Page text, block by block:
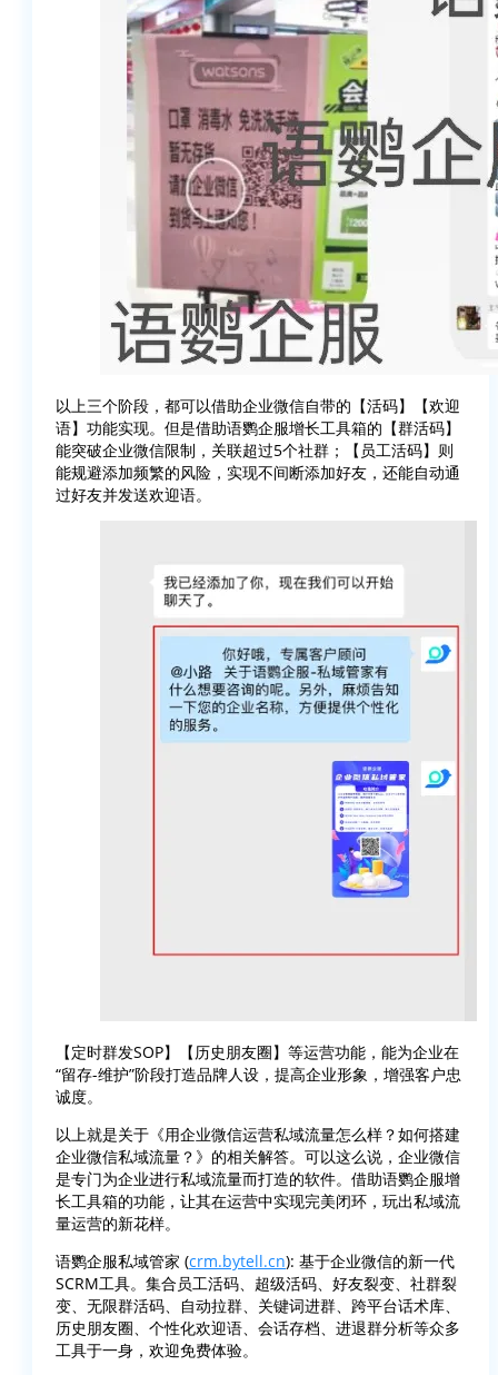
以上三个阶段，都可以借助企业微信自带的【活码】【欢迎
语】功能实现。但是借助语鹦企服增长工具箱的【群活码】
能突破企业微信限制，关联超过5个社群；【员工活码】则
能规避添加频繁的风险，实现不间断添加好友，还能自动通
过好友并发送欢迎语。
【定时群发SOP】【历史朋友圈】等运营功能，能为企业在
“留存-维护”阶段打造品牌人设，提高企业形象，增强客户忠
诚度。
以上就是关于《用企业微信运营私域流量怎么样？如何搭建
企业微信私域流量？》的相关解答。可以这么说，企业微信
是专门为企业进行私域流量而打造的软件。借助语鹦企服增
长工具箱的功能，让其在运营中实现完美闭环，玩出私域流
量运营的新花样。
语鹦企服私域管家 (crm.bytell.cn): 基于企业微信的新一代
SCRM工具。集合员工活码、超级活码、好友裂变、社群裂
变、无限群活码、自动拉群、关键词进群、跨平台话术库、
历史朋友圈、个性化欢迎语、会话存档、进退群分析等众多
工具于一身，欢迎免费体验。